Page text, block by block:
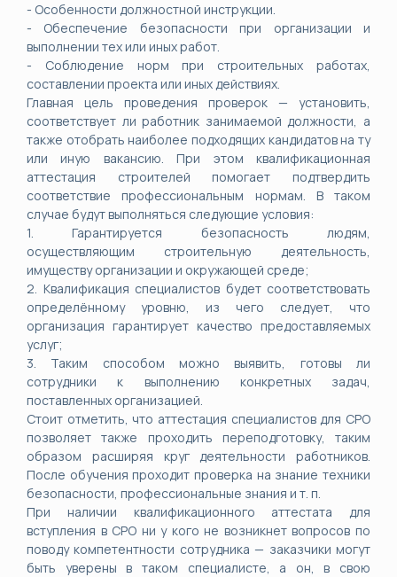
- Особенности должностной инструкции.
- Обеспечение безопасности при организации и
выполнении тех или иных работ.
- Соблюдение норм при строительных работах,
составлении проекта или иных действиях.
Главная цель проведения проверок — установить,
соответствует ли работник занимаемой должности, а
также отобрать наиболее подходящих кандидатов на ту
или иную вакансию. При этом квалификационная
аттестация строителей помогает подтвердить
соответствие профессиональным нормам. В таком
случае будут выполняться следующие условия:
1. Гарантируется безопасность людям,
осуществляющим строительную деятельность,
имуществу организации и окружающей среде;
2. Квалификация специалистов будет соответствовать
определённому уровню, из чего следует, что
организация гарантирует качество предоставляемых
услуг;
3. Таким способом можно выявить, готовы ли
сотрудники к выполнению конкретных задач,
поставленных организацией.
Стоит отметить, что аттестация специалистов для СРО
позволяет также проходить переподготовку, таким
образом расширяя круг деятельности работников.
После обучения проходит проверка на знание техники
безопасности, профессиональные знания и т. п.
При наличии квалификационного аттестата для
вступления в СРО ни у кого не возникнет вопросов по
поводу компетентности сотрудника — заказчики могут
быть уверены в таком специалисте, а он, в свою